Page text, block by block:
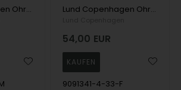
Lund Copenhagen Ohrring, model 9095093-6-33-M Lund Copenhagen Ohrring, model 9091341-4-33-F
54,00 EUR
9091341-4-33-F